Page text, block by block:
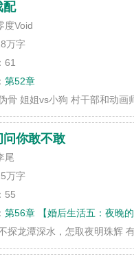
配
度Void
万字
61
第52章
骨 姐姐vs小狗 村干部和动画
问你敢不敢
尾
万字
55
第56章 【婚后生活五：夜晚的
探龙潭深水，怎取夜明珠辉